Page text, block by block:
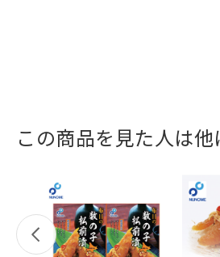
この商品を見た人は他